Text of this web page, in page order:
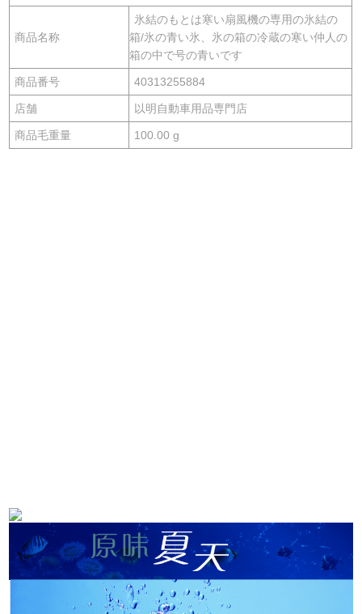
商品名称
氷結のもとは寒い扇風機の専用の氷結の
箱/氷の青い氷、氷の箱の冷蔵の寒い仲人の
箱の中で号の青いです
商品番号 40313255884
店舗 以明自動車用品専門店
商品毛重量 100.00 g